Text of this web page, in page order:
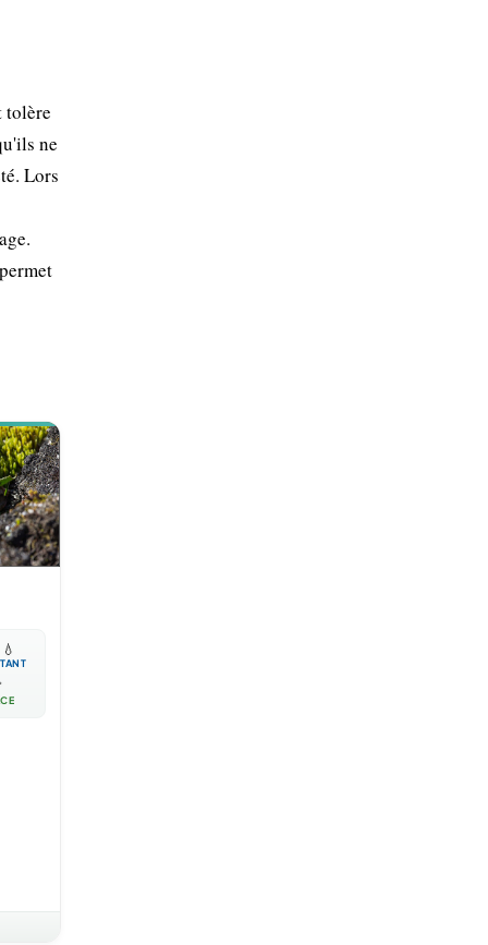
tolère
ne
Lors
💧